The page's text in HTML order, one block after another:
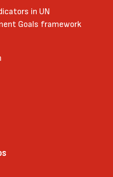
in UN
Goals framework